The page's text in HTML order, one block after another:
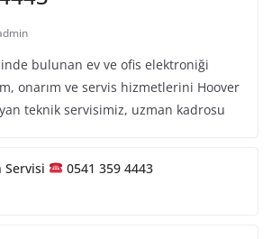
bulunan ev ve ofis elektroniği
onarım ve servis hizmetlerini Hoover
teknik servisimiz, uzman kadrosu
Servisi 0541 359 4443